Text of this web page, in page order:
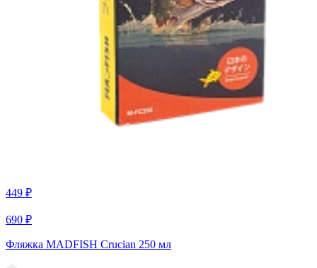
449 ₽
690 ₽
Фляжка MADFISH Crucian 250 мл